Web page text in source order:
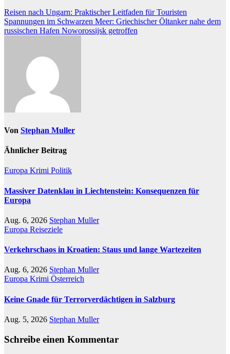
Beitragsnavigation
Reisen nach Ungarn: Praktischer Leitfaden für Touristen
Spannungen im Schwarzen Meer: Griechischer Öltanker nahe dem
russischen Hafen Noworossijsk getroffen
Von Stephan Muller
Ähnlicher Beitrag
Europa Krimi Politik
Massiver Datenklau in Liechtenstein: Konsequenzen für
Europa
Aug. 6, 2026 Stephan Muller
Europa Reiseziele
Verkehrschaos in Kroatien: Staus und lange Wartezeiten
Aug. 6, 2026 Stephan Muller
Europa Krimi Österreich
Keine Gnade für Terrorverdächtigen in Salzburg
Aug. 5, 2026 Stephan Muller
Schreibe einen Kommentar